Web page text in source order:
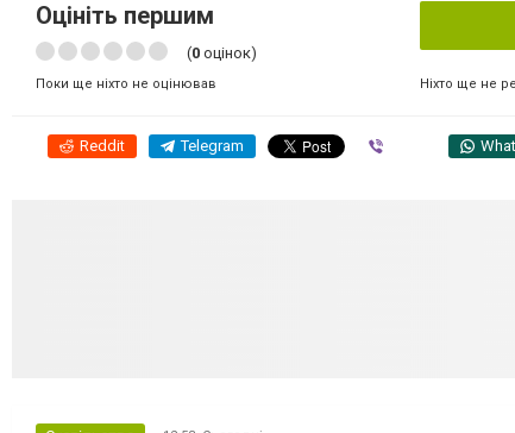
Оцініть першим
(0 оцінок)
Поки ще ніхто не оцінював Ніхто ще не
Reddit Telegram